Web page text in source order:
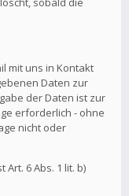
mit uns in Kontakt
Daten zur
der Daten ist zur
erforderlich - ohne
nicht oder
6 Abs. 1 lit. b)